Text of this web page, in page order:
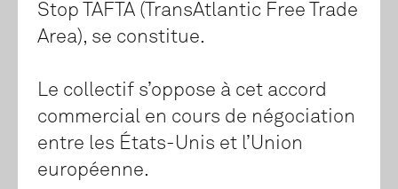
Stop TAFTA (TransAtlantic Free Trade
Area), se constitue.
Le collectif s’oppose à cet accord
commercial en cours de négociation
entre les États-Unis et l’Union
européenne.